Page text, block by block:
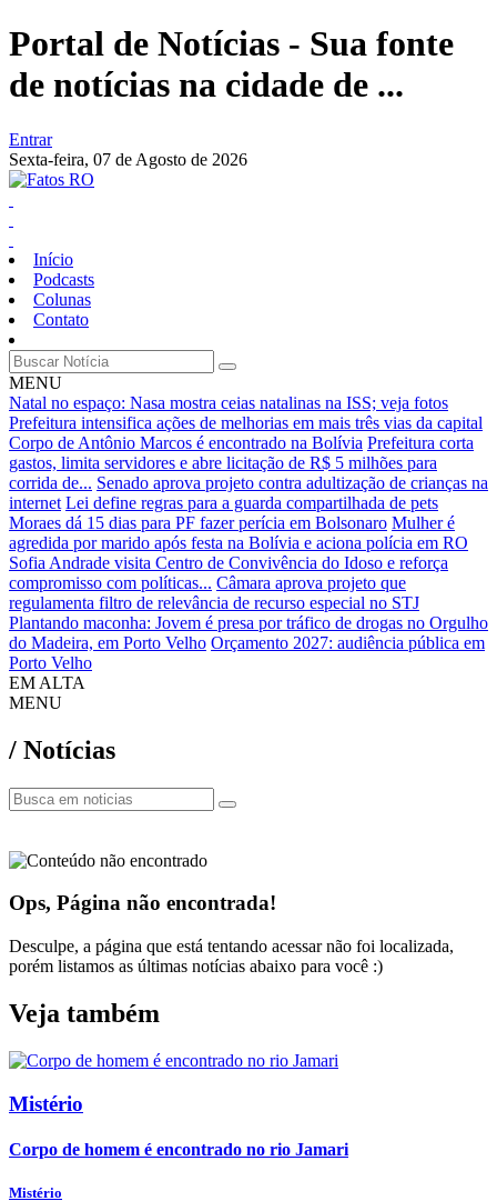
Portal de Notícias - Sua fonte
de notícias na cidade de ...
Entrar
Sexta-feira, 07 de Agosto de 2026
Início
Podcasts
Colunas
Contato
MENU
Natal no espaço: Nasa mostra ceias natalinas na ISS; veja fotos
Prefeitura intensifica ações de melhorias em mais três vias da capital
Corpo de Antônio Marcos é encontrado na Bolívia Prefeitura corta
gastos, limita servidores e abre licitação de R$ 5 milhões para
corrida de... Senado aprova projeto contra adultização de crianças na
internet Lei define regras para a guarda compartilhada de pets
Moraes dá 15 dias para PF fazer perícia em Bolsonaro Mulher é
agredida por marido após festa na Bolívia e aciona polícia em RO
Sofia Andrade visita Centro de Convivência do Idoso e reforça
compromisso com políticas... Câmara aprova projeto que
regulamenta filtro de relevância de recurso especial no STJ
Plantando maconha: Jovem é presa por tráfico de drogas no Orgulho
do Madeira, em Porto Velho Orçamento 2027: audiência pública em
Porto Velho
EM ALTA
MENU
/ Notícias
Ops, Página não encontrada!
Desculpe, a página que está tentando acessar não foi localizada,
porém listamos as últimas notícias abaixo para você :)
Veja também
Mistério
Corpo de homem é encontrado no rio Jamari
Mistério